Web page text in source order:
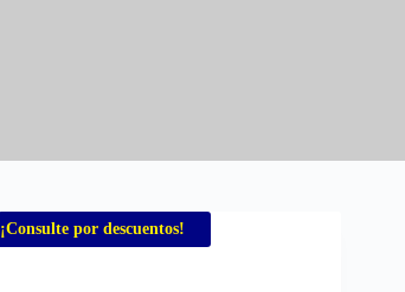
¡Consulte por descuentos!